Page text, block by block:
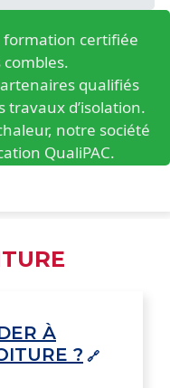
formation certifiée
combles.
qualifiés
travaux d’isolation.
notre société
QualiPAC.
À
?